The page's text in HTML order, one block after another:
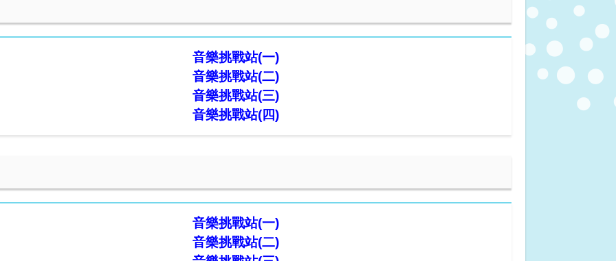
音樂挑戰站(一)
音樂挑戰站(二)
音樂挑戰站(三)
音樂挑戰站(四)
音樂挑戰站(一)
音樂挑戰站(二)